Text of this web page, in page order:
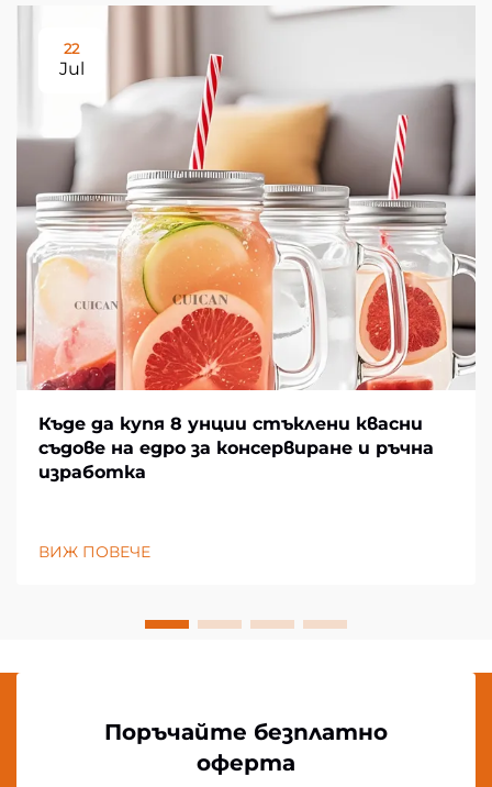
22
Jul
Къде да купя 8 унции стъклени квасни
съдове на едро за консервиране и ръчна
изработка
ВИЖ ПОВЕЧЕ
Поръчайте безплатно
оферта